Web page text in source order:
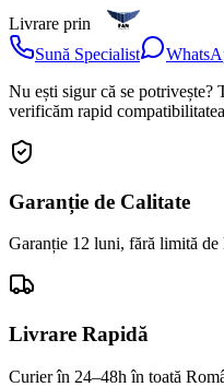
Livrare prin
Sună Specialist
Nu ești sigur că se
verificăm rapid
Garanție de Calitate
Garanție 12 luni, fără limită
Livrare Rapidă
Curier în 24–48h în toată